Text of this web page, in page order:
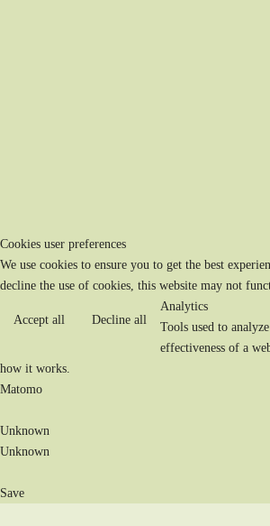
Cookies user preferences
We use cookies to ensure you to get the best
decline the use of cookies, this website may not
Accept all Decline all
Analytics
Tools used to
effectiveness of a
how it works.
Matomo
Unknown
Unknown
Save